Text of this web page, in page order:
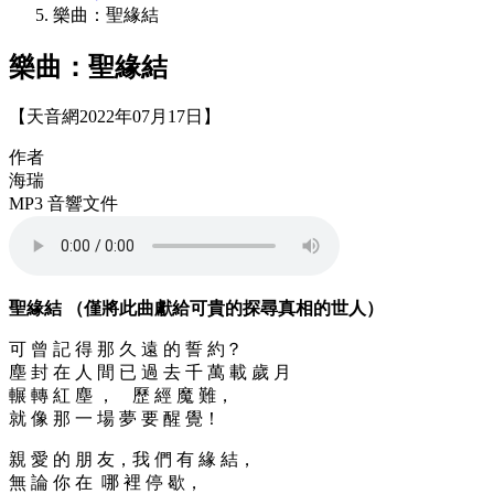
樂曲：聖緣結
樂曲：聖緣結
【天音網2022年07月17日】
作者
海瑞
MP3 音響文件
聖緣結 （僅將此曲獻給可貴的探尋真相的世人）
可 曾 記 得 那 久 遠 的 誓 約？
塵 封 在 人 間 已 過 去 千 萬 載 歲 月
輾 轉 紅 塵 ， 歷 經 魔 難，
就 像 那 一 場 夢 要 醒 覺！
親 愛 的 朋 友，我 們 有 緣 結，
無 論 你 在 哪 裡 停 歇，